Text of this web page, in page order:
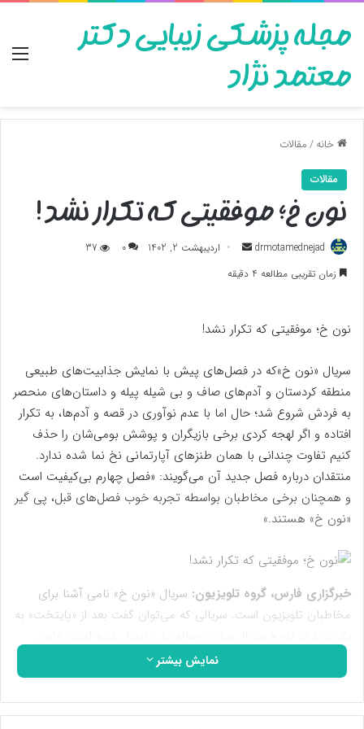
مجله پزشکی زیبایی دکتر
معتمد نژاد
خانه/مقالات
مقالات
نون خ؛ موفقیتی که تکرار نشد!
drmotamednejad
ارسال
به
اردیبهشت 2, 1402 0
37
زمان تقریبی مطالعه 4 دقیقه
نون خ؛ موفقیتی که تکرار نشد!
سریال «نون خ»که در فصل‌های پیش با نمایش جذابیت‌های طبیعی
منطقه کردستان و آدم‌های صاف و بی شیله پیله و داستان‌های منحصر
به فردش شروع شد؛ حال اما با عدم نوآوری در قصه و آدم‌ها، به تکرار
افتاده و اگر لهجه کردی برخی بازیگران و پوشش بومی‌شان را حذف
کنیم تفاوت چندانی با همان طنزهای آپارتمانی نخ نما شده ندارد.
منتقدان درباره فصل جدید آن می‌گویند: «فصل چهارم بی‌کیفیت است
و همچنان برخی مخاطبان بواسطه تجربه خوب فصل‌های قبل، پی گیر
«نون خ» هستند.»
خبرگزاری فارس، گروه تلویزیون: سریال «نون خ» نامی آشنا برای
مخاطبان تلویزیون است. سریالی که می‌توان گفت بعد از «پایتخت» به
خ»که سال به سال تازه نفس و شاداب پا به تلویزیون می‌گذاشت و
مخاطبان بسیاری چشم به راهش بودند در دوره اخیر افت شدیدی
داشته است و قصه‌ای کم رمق را روایت می‌کند. احمد رنجبر درباره
«نون خ4» نوشته است: «چشم امیدمان در نوروز 1402 به «نون خ» بود
نمایش بیشتر